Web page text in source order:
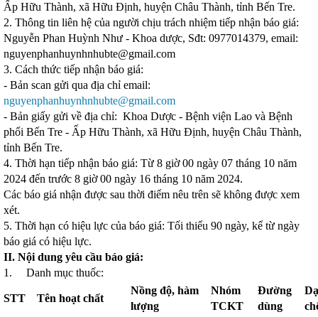
Ấp Hữu Thành, xã Hữu Định, huyện Châu Thành, tỉnh Bến Tre.
2. Thông tin liên hệ của người chịu trách nhiệm tiếp nhận báo giá:
Nguyễn Phan Huỳnh Như - Khoa dược, Sđt: 0977014379, email:
nguyenphanhuynhnhubte@gmail.com
3. Cách thức tiếp nhận báo giá:
- Bản scan gửi qua địa chỉ email:
nguyenphanhuynhnhubte@gmail.com
- Bản giấy gửi về địa chỉ: Khoa Dược - Bệnh viện Lao và Bệnh
phổi Bến Tre - Ấp Hữu Thành, xã Hữu Định, huyện Châu Thành,
tỉnh Bến Tre.
4. Thời hạn tiếp nhận báo giá: Từ 8 giờ 00 ngày 07 tháng 10 năm
2024 đến trước 8 giờ 00 ngày 16 tháng 10 năm 2024.
Các báo giá nhận được sau thời điểm nêu trên sẽ không được xem
xét.
5. Thời hạn có hiệu lực của báo giá: Tối thiểu 90 ngày, kể từ ngày
báo giá có hiệu lực.
II. Nội dung yêu cầu báo giá:
1. Danh mục thuốc:
STT Tên hoạt chất
Nồng độ, hàm
lượng
Nhóm
TCKT
Đường
dùng